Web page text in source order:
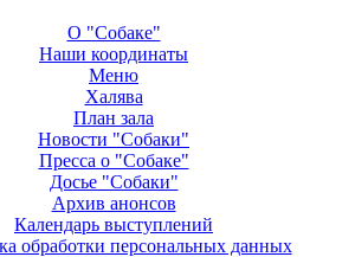
О "Собаке"
Наши координаты
Меню
Халява
План зала
Новости "Собаки"
Пресса о "Собаке"
Досье "Собаки"
Архив анонсов
Календарь выступлений
обработки персональных данных